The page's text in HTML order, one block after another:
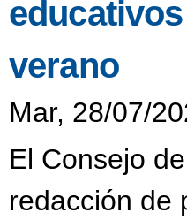
verano
Mar, 28/07/
El Consejo
redacción de